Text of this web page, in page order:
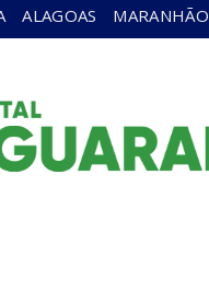
ALAGOAS MARANHÃO